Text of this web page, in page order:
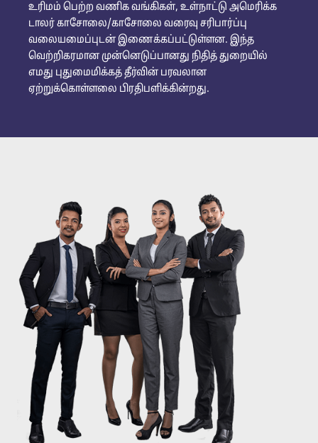
உரிமம் பெற்ற வணிக வங்கிகள், உள்நாட்டு அமெரிக்க
டாலர் காசோலை/காசோலை வரைவு சரிபார்ப்பு
வலையமைப்புடன் இணைக்கப்பட்டுள்ளன. இந்த
வெற்றிகரமான முன்னெடுப்பானது நிதித் துறையில்
எமது புதுமைமிக்கத் தீர்வின் பரவலான
ஏற்றுக்கொள்ளலை பிரதிபளிக்கின்றது.